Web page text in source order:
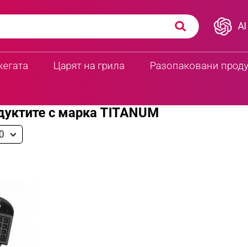
Царят на грила Разопаковани
с марка TITANUM